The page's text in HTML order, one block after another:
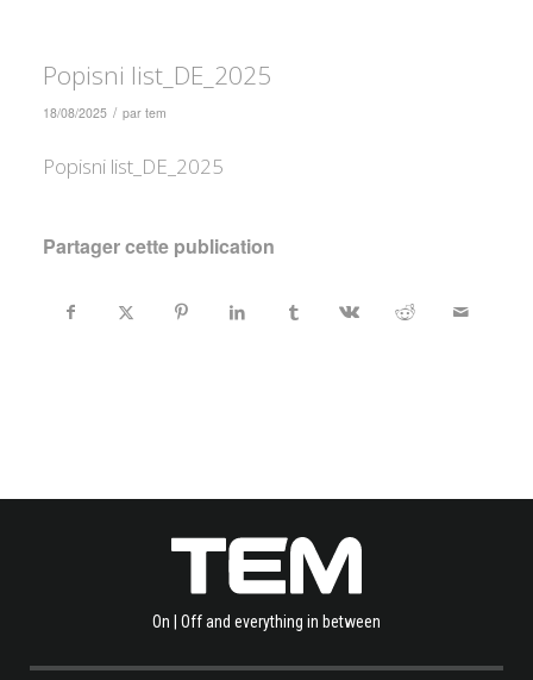
Popisni list_DE_2025
18/08/2025 / par tem
Popisni list_DE_2025
Partager cette publication
On | Off and everything in between